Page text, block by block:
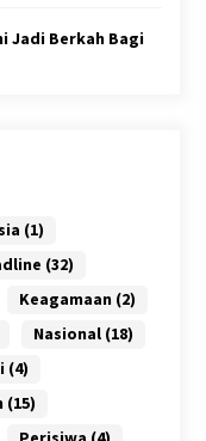
Jadi Berkah Bagi
(1)
(32)
Keagamaan (2)
Nasional(18)
(4)
(15)